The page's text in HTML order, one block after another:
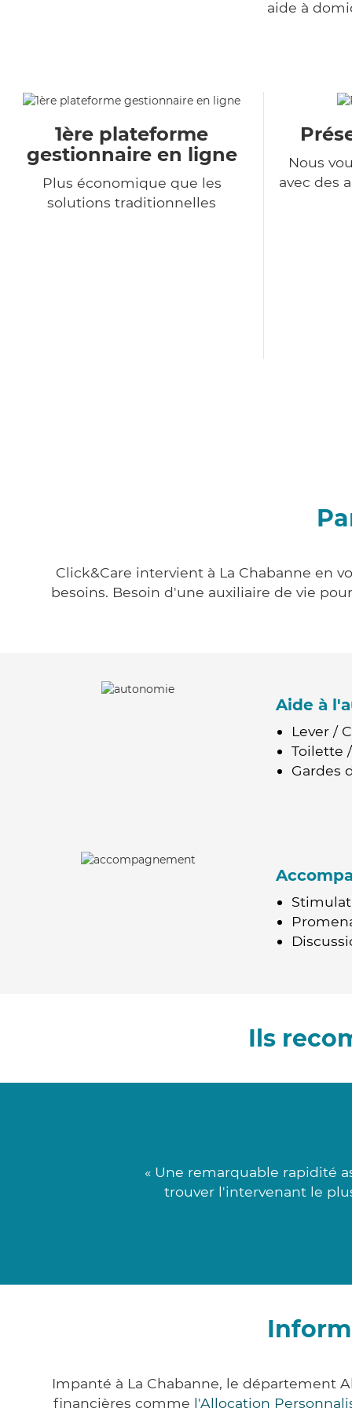
aide à
1ère plateforme
gestionnaire en ligne
Plus économique que les
solutions traditionnelles
Nous
avec des
Click&Care intervient à La Chabanne en
besoins. Besoin d'une auxiliaire de vie
Aide à
Lever /
Toilette
Gardes
Ils
« Une remarquable rapidité
trouver l'intervenant le
Impanté à La Chabanne, le département
financières comme l'Allocation